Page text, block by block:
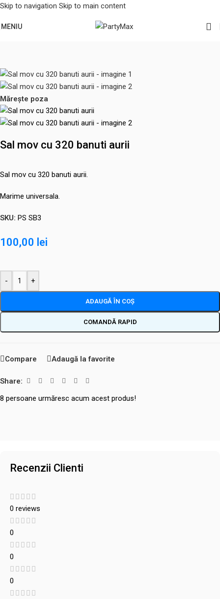
Skip to navigation Skip to main content
MENIU
Mărește poza
Sal mov cu 320 banuti aurii
Sal mov cu 320 banuti aurii.
Marime universala.
SKU: PS SB3
100,00 lei
- +
ADAUGĂ ÎN COȘ
COMANDĂ RAPID
Compare Adaugă la favorite
Share:
8 persoane urmăresc acum acest produs!
Recenzii Clienti
0 reviews
0
0
0